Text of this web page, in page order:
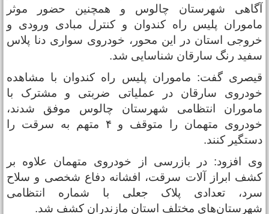
شهرستان چالوس و همچنین حضور موثر
پلیس راه کندوان و کنترل مبادی ورودی و
استان در این محور، خودروی سواری دنا پلاس
رنگ سارقان شناسایی شد.
گفت: ماموران پلیس راه کندوان با مشاهده
سارقان در عملیاتی ضربتی و مشترک با
انتظامی شهرستان چالوس موفق شدند،
خودروی متهمان را متوقف و ۴ متهم به سرقت را
کنند.
افزود: در بازرسی از خودروی متهمان علاوه بر
ابراز آلات سرقت، افشانه دفاع شخصی و سلاح
تعدادی پلاک جعلی با شماره انتظامی
مختلف استان مازندران کشف شد.